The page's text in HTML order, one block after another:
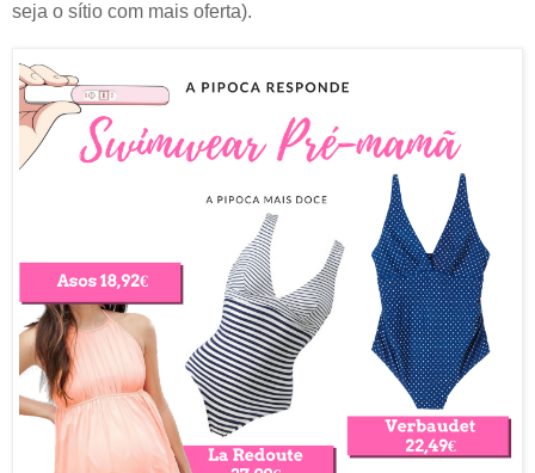
seja o sítio com mais oferta).